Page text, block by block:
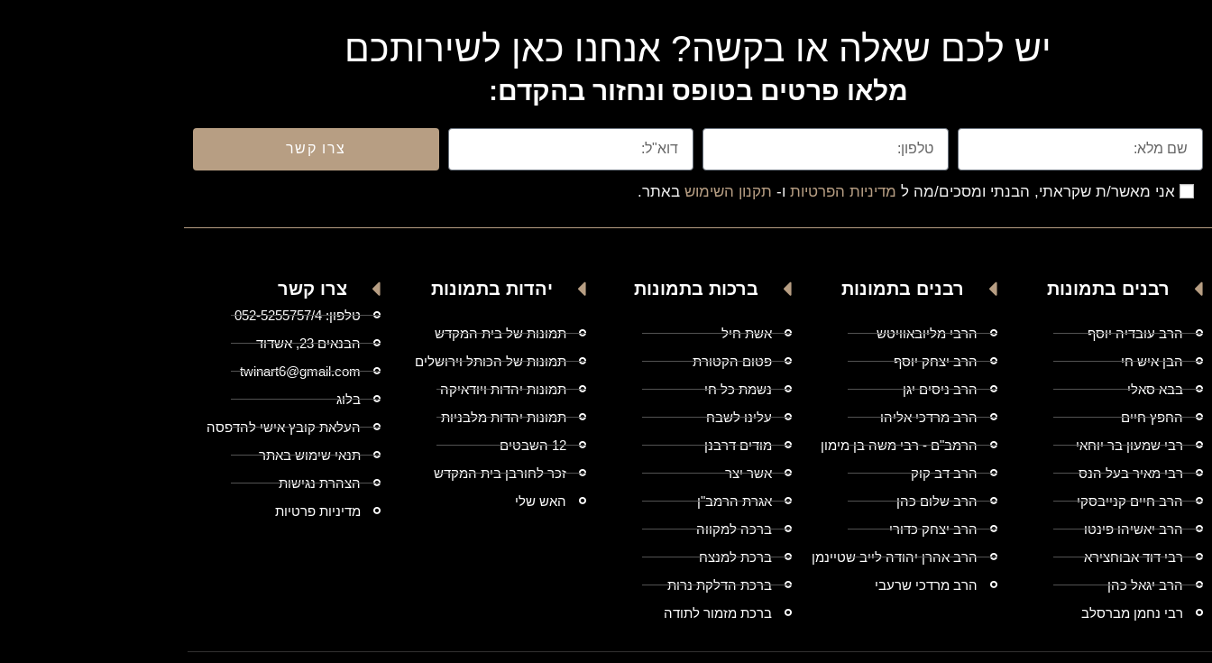
יש לכם שאלה או בקשה? אנחנו כאן לשירותכם
מלאו פרטים בטופס ונחזור בהקדם:
אני מאשר/ת שקראתי, הבנתי ומסכים/מה ל מדיניות הפרטיות ו- תקנון השימוש באתר.
צרו קשר
רבנים בתמונות
הרב עובדיה יוסף
הבן איש חי
בבא סאלי
החפץ חיים
רבי שמעון בר יוחאי
רבי מאיר בעל הנס
הרב חיים קנייבסקי
הרב יאשיהו פינטו
רבי דוד אבוחצירא
הרב יגאל כהן
רבי נחמן מברסלב
רבנים בתמונות
הרבי מליובאוויטש
הרב יצחק יוסף
הרב ניסים יגן
הרב מרדכי אליהו
הרמב"ם - רבי משה בן מימון
הרב דב קוק
הרב שלום כהן
הרב יצחק כדורי
הרב אהרן יהודה לייב שטיינמן
הרב מרדכי שרעבי
ברכות בתמונות
אשת חיל
פטום הקטורת
נשמת כל חי
עלינו לשבח
מודים דרבנן
אשר יצר
אגרת הרמב"ן
ברכה למקווה
ברכת למנצח
ברכת הדלקת נרות
ברכת מזמור לתודה
יהדות בתמונות
תמונות של בית המקדש
תמונות של הכותל וירושלים
תמונות יהדות ויודאיקה
תמונות יהדות מלבניות
12 השבטים
זכר לחורבן בית המקדש
האש שלי
צרו קשר
טלפון: 052-5255757/4
הבנאים 23, אשדוד
twinart6@gmail.com
בלוג
העלאת קובץ אישי להדפסה
תנאי שימוש באתר
הצהרת נגישות
מדיניות פרטיות